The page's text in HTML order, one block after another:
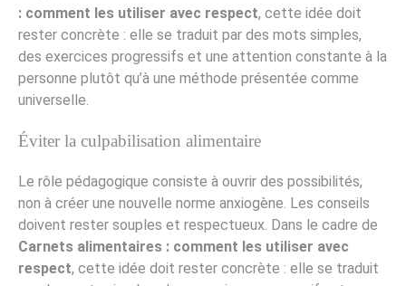
: comment les utiliser avec respect, cette idée doit
rester concrète : elle se traduit par des mots simples,
des exercices progressifs et une attention constante à la
personne plutôt qu’à une méthode présentée comme
universelle.
Éviter la culpabilisation alimentaire
Le rôle pédagogique consiste à ouvrir des possibilités,
non à créer une nouvelle norme anxiogène. Les conseils
doivent rester souples et respectueux. Dans le cadre de
Carnets alimentaires : comment les utiliser avec
respect, cette idée doit rester concrète : elle se traduit